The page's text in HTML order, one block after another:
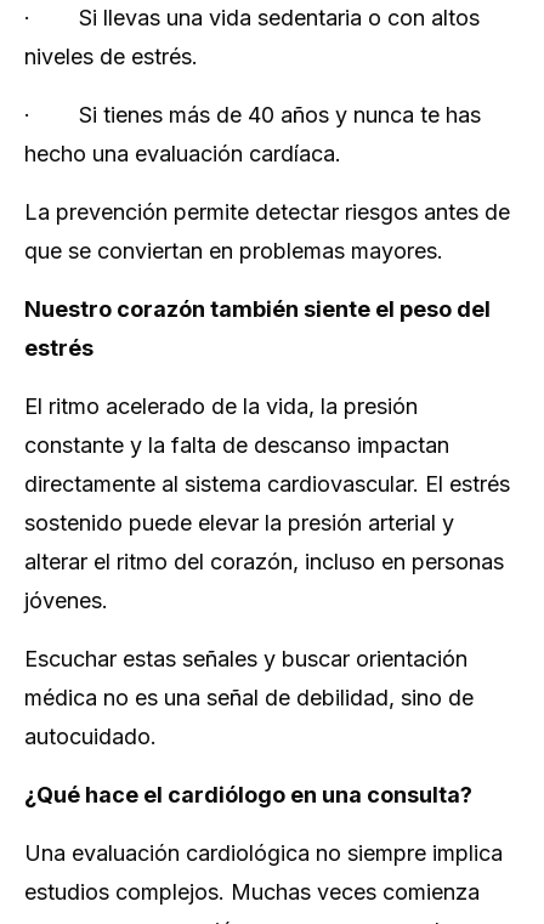
· Si llevas una vida sedentaria o con altos
niveles de estrés.
· Si tienes más de 40 años y nunca te has
hecho una evaluación cardíaca.
La prevención permite detectar riesgos antes de
que se conviertan en problemas mayores.
Nuestro corazón también siente el peso del
estrés
El ritmo acelerado de la vida, la presión
constante y la falta de descanso impactan
directamente al sistema cardiovascular. El estrés
sostenido puede elevar la presión arterial y
alterar el ritmo del corazón, incluso en personas
jóvenes.
Escuchar estas señales y buscar orientación
médica no es una señal de debilidad, sino de
autocuidado.
¿Qué hace el cardiólogo en una consulta?
Una evaluación cardiológica no siempre implica
estudios complejos. Muchas veces comienza